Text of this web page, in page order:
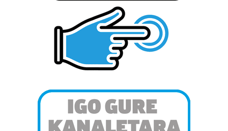
teknologia erabiliz, cookieak adibidez, iragarki eta eduki
pertsonalizatuak eskaintzeko, iragarkiak eta edukia
neurtzeko, jendeari buruzko informazioa biltzeko eta
produktuak garatzeko. Zure datuak nork eta zertarako
erabiltzen dituen hauta dezakezu.
interes komertzial legitimoetan babesten dira. Ikusi gure
bazkideen zerrenda, beren ustez zein helburutarako
duten interes legitimoa eta horren aurka nola egin
dezakezun ikusteko.